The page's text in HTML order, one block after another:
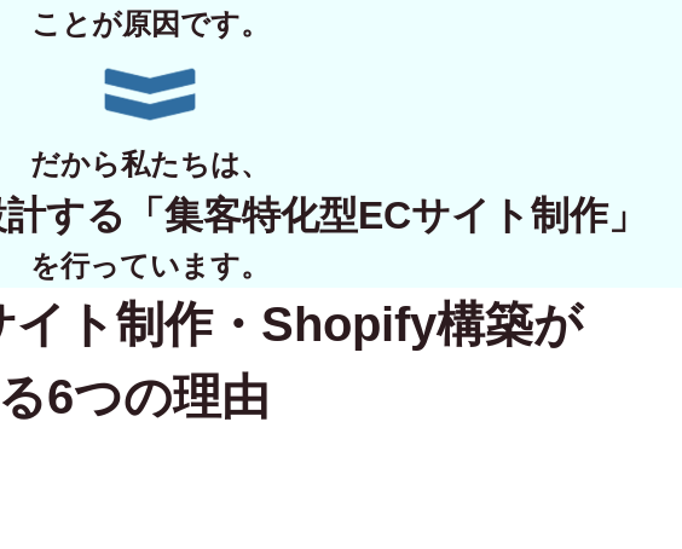
制作実績
お問い合わせ
ことが原因です。
だから私たちは、
する 「集客特化型ECサイト制作」
を行っています。
イト制作・Shopify構築が
6つの理由